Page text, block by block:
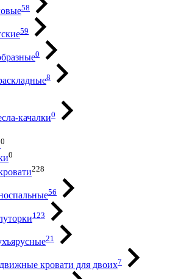
58
59
0
8
качалки0
0
0
228
56
123
21
кровати для двоих7